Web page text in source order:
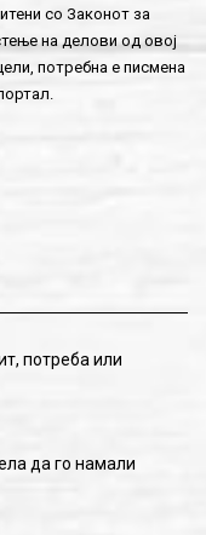
со Законот за
на делови од овој
потребна е писмена
потреба или
да го намали